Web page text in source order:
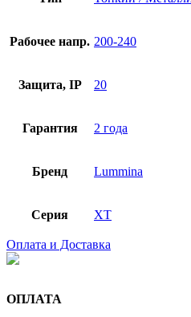
Рабочее напр. 200-240
Защита, IP 20
Гарантия 2 года
Бренд Lummina
Серия XT
Оплата и Доставка
ОПЛАТА